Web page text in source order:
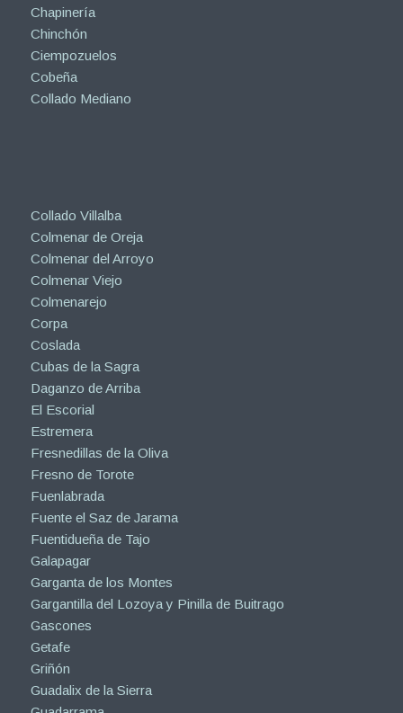
Chapinería
Chinchón
Ciempozuelos
Cobeña
Collado Mediano
Collado Villalba
Colmenar de Oreja
Colmenar del Arroyo
Colmenar Viejo
Colmenarejo
Corpa
Coslada
Cubas de la Sagra
Daganzo de Arriba
El Escorial
Estremera
Fresnedillas de la Oliva
Fresno de Torote
Fuenlabrada
Fuente el Saz de Jarama
Fuentidueña de Tajo
Galapagar
Garganta de los Montes
Gargantilla del Lozoya y Pinilla de Buitrago
Gascones
Getafe
Griñón
Guadalix de la Sierra